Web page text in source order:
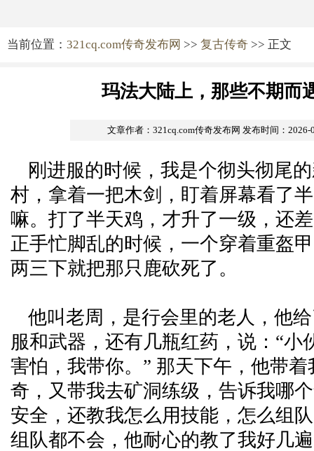
当前位置： 321cq.com传奇发布网 >> 复古传奇 >> 正文
玛法大陆上，那些不期而
文章作者：321cq.com传奇发布网 发布时间：2026-
刚进服的时候，我是个彻头彻尾
村，拿着一把木剑，盯着屏幕看了
嘛。打了半天鸡，才升了一级，还
正手忙脚乱的时候，一个穿着重盔
两三下就把那只鹿砍死了。
他叫老周，是行会里的老人，他
服和武器，还有几瓶红药，说：“小
害怕，我带你。” 那天下午，他带
奇，又带我去矿洞练级，告诉我哪
安全，还教我怎么用技能，怎么组
组队都不会，他耐心的教了我好几